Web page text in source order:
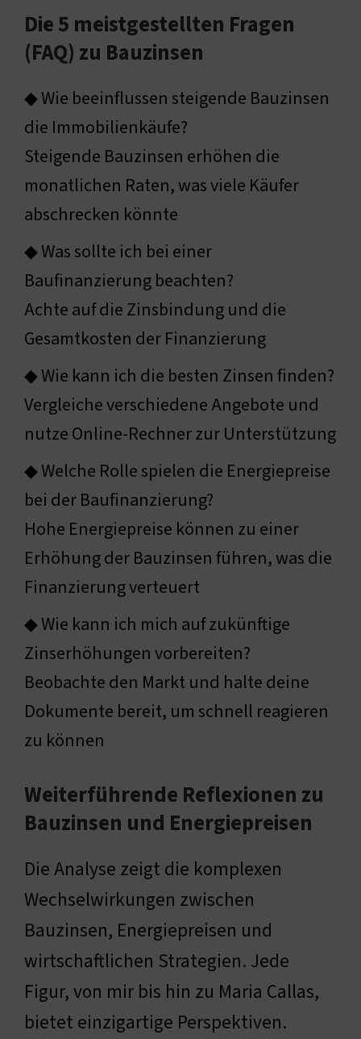
Die 5 meistgestellten Fragen
(FAQ) zu Bauzinsen
◆ Wie beeinflussen steigende Bauzinsen
die Immobilienkäufe?
Steigende Bauzinsen erhöhen die
monatlichen Raten, was viele Käufer
abschrecken könnte
◆ Was sollte ich bei einer
Baufinanzierung beachten?
Achte auf die Zinsbindung und die
Gesamtkosten der Finanzierung
◆ Wie kann ich die besten Zinsen finden?
Vergleiche verschiedene Angebote und
nutze Online-Rechner zur Unterstützung
◆ Welche Rolle spielen die Energiepreise
bei der Baufinanzierung?
Hohe Energiepreise können zu einer
Erhöhung der Bauzinsen führen, was die
Finanzierung verteuert
◆ Wie kann ich mich auf zukünftige
Zinserhöhungen vorbereiten?
Beobachte den Markt und halte deine
Dokumente bereit, um schnell reagieren
zu können
Weiterführende Reflexionen zu
Bauzinsen und Energiepreisen
Die Analyse zeigt die komplexen
Wechselwirkungen zwischen
Bauzinsen, Energiepreisen und
wirtschaftlichen Strategien. Jede
Figur, von mir bis hin zu Maria Callas,
bietet einzigartige Perspektiven.